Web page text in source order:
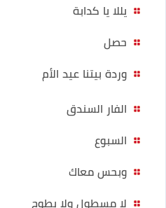
يللا يا كدابة
حصل
وردة بيتنا عيد الأم
الفار السندق
السبوع
وبحس معاك
لا مسطول ولا بطوح